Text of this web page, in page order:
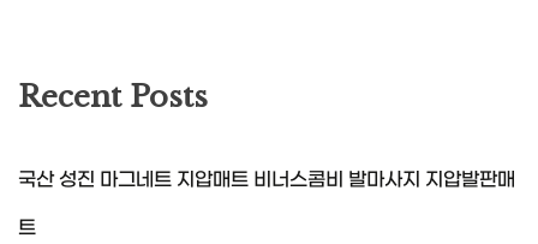
Recent Posts
국산 성진 마그네트 지압매트 비너스콤비 발마사지 지압발판매
트